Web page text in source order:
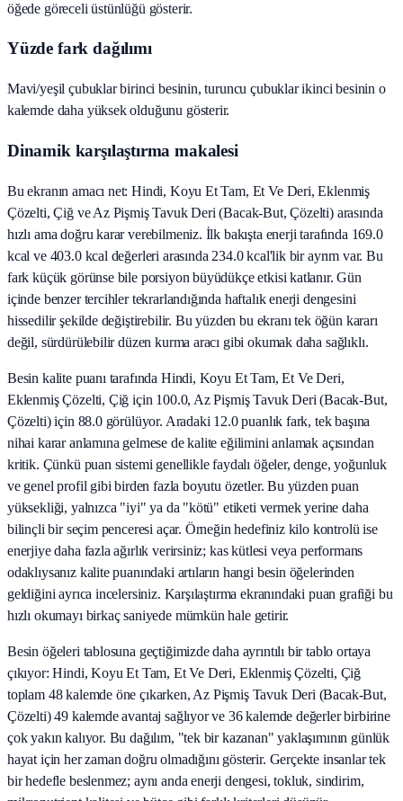
öğede göreceli üstünlüğü gösterir.
Yüzde fark dağılımı
Mavi/yeşil çubuklar birinci besinin, turuncu çubuklar ikinci besinin o
kalemde daha yüksek olduğunu gösterir.
Dinamik karşılaştırma makalesi
Bu ekranın amacı net: Hindi, Koyu Et Tam, Et Ve Deri, Eklenmiş
Çözelti, Çiğ ve Az Pişmiş Tavuk Deri (Bacak‑But, Çözelti) arasında
hızlı ama doğru karar verebilmeniz. İlk bakışta enerji tarafında 169.0
kcal ve 403.0 kcal değerleri arasında 234.0 kcal'lik bir ayrım var. Bu
fark küçük görünse bile porsiyon büyüdükçe etkisi katlanır. Gün
içinde benzer tercihler tekrarlandığında haftalık enerji dengesini
hissedilir şekilde değiştirebilir. Bu yüzden bu ekranı tek öğün kararı
değil, sürdürülebilir düzen kurma aracı gibi okumak daha sağlıklı.
Besin kalite puanı tarafında Hindi, Koyu Et Tam, Et Ve Deri,
Eklenmiş Çözelti, Çiğ için 100.0, Az Pişmiş Tavuk Deri (Bacak‑But,
Çözelti) için 88.0 görülüyor. Aradaki 12.0 puanlık fark, tek başına
nihai karar anlamına gelmese de kalite eğilimini anlamak açısından
kritik. Çünkü puan sistemi genellikle faydalı öğeler, denge, yoğunluk
ve genel profil gibi birden fazla boyutu özetler. Bu yüzden puan
yüksekliği, yalnızca "iyi" ya da "kötü" etiketi vermek yerine daha
bilinçli bir seçim penceresi açar. Örneğin hedefiniz kilo kontrolü ise
enerjiye daha fazla ağırlık verirsiniz; kas kütlesi veya performans
odaklıysanız kalite puanındaki artıların hangi besin öğelerinden
geldiğini ayrıca incelersiniz. Karşılaştırma ekranındaki puan grafiği bu
hızlı okumayı birkaç saniyede mümkün hale getirir.
Besin öğeleri tablosuna geçtiğimizde daha ayrıntılı bir tablo ortaya
çıkıyor: Hindi, Koyu Et Tam, Et Ve Deri, Eklenmiş Çözelti, Çiğ
toplam 48 kalemde öne çıkarken, Az Pişmiş Tavuk Deri (Bacak‑But,
Çözelti) 49 kalemde avantaj sağlıyor ve 36 kalemde değerler birbirine
çok yakın kalıyor. Bu dağılım, "tek bir kazanan" yaklaşımının günlük
hayat için her zaman doğru olmadığını gösterir. Gerçekte insanlar tek
bir hedefle beslenmez; aynı anda enerji dengesi, tokluk, sindirim,